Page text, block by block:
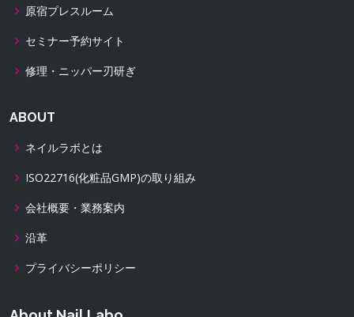
原宿プレスルーム
セミナー予約サイト
修理・ニッパー刃研ぎ
ABOUT
ネイルラボとは
ISO22716(化粧品GMP)の取り組み
会社概要・業務案内
沿革
プライバシーポリシー